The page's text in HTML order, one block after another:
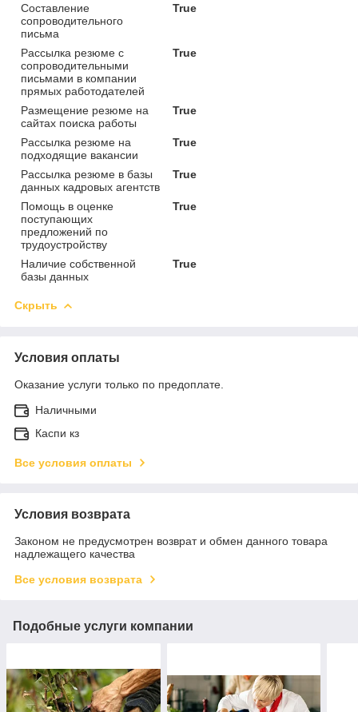
Составление
сопроводительного
письма
True
Рассылка резюме с
сопроводительными
письмами в компании
прямых работодателей
True
Размещение резюме на
сайтах поиска работы
True
Рассылка резюме на
подходящие вакансии
True
Рассылка резюме в базы
данных кадровых агентств
True
Помощь в оценке
поступающих
предложений по
трудоустройству
True
Наличие собственной
базы данных
True
Скрыть
Условия оплаты
Оказание услуги только по предоплате.
Наличными
Каспи кз
Все условия оплаты
Условия возврата
Законом не предусмотрен возврат и обмен данного товара
надлежащего качества
Все условия возврата
Подобные услуги компании